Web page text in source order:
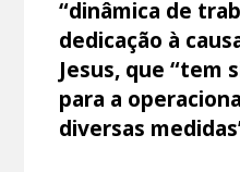
“dinâmica de
dedicação à
Jesus, que “tem
para a
diversas